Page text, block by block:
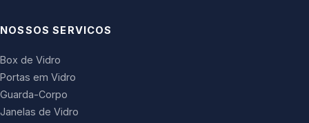
NOSSOS SERVICOS
Box de Vidro
Portas em Vidro
Guarda-Corpo
Janelas de Vidro